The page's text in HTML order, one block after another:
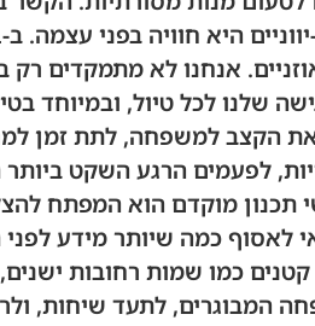
אנחנו לא מתמקדים
שלנו לכל טיול, ובמיוחד
הקצב למשפחה, לתת זמן
לפעמים הרגע השקט
תכנון מוקדם הוא המפתח
כמה שיותר מידע לפני
כמו שמות רחובות
המבוגרים, לתעד שיחות,